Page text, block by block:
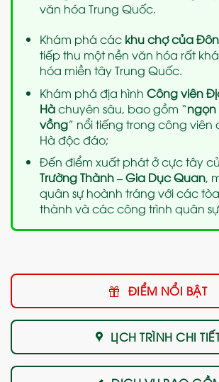
văn hóa Trung Quốc.
Khám phá các khu chợ của
tiếp thu một nền văn hóa rất
hóa miền tây Trung Quốc.
Khám phá địa hình Công viên
Hàchuyên sâu, bao gồm “ngọn
vồng” nổi tiếng trong công
Hà độc đáo;
Đến điểm xuất phát ở cực tây
Trường Thành – Gia Dục Quan,
quân sự hoành tráng với các
thành và các công trình quân
ĐIỂM NỔI BẬT
LỊCH TRÌNH CHI